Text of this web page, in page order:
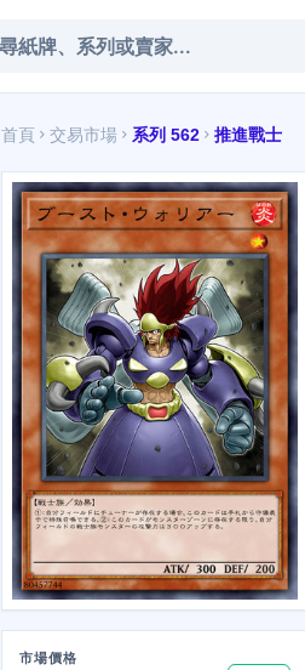
首頁 chevron_right 交易市場 chevron_right 系列 562 chevron_right 推進戰士
市場價格